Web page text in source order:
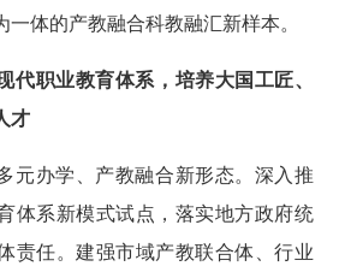
体的产教融合科教融汇新样本。
代职业教育体系，培养大国工匠、
才
元办学、产教融合新形态。深入推
体系新模式试点，落实地方政府统
责任。建强市域产教联合体、行业